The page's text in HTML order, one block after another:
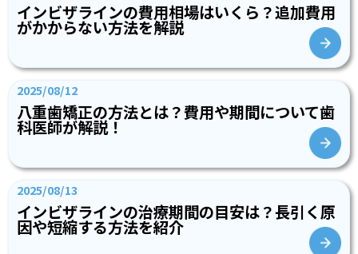
インビザラインの費用相場はいくら？追加費用
がかからない方法を解説
2025/08/12
八重歯矯正の方法とは？費用や期間について歯
科医師が解説！
2025/08/13
インビザラインの治療期間の目安は？長引く原
因や短縮する方法を紹介